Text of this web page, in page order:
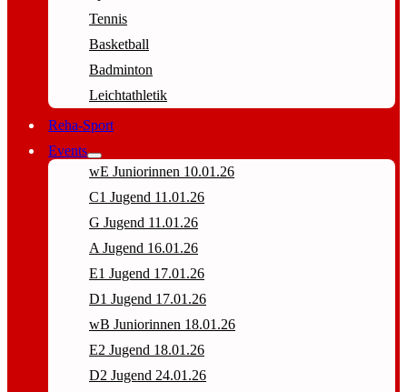
Tennis
Basketball
Badminton
Leichtathletik
Reha-Sport
Events
wE Juniorinnen 10.01.26
C1 Jugend 11.01.26
G Jugend 11.01.26
A Jugend 16.01.26
E1 Jugend 17.01.26
D1 Jugend 17.01.26
wB Juniorinnen 18.01.26
E2 Jugend 18.01.26
D2 Jugend 24.01.26